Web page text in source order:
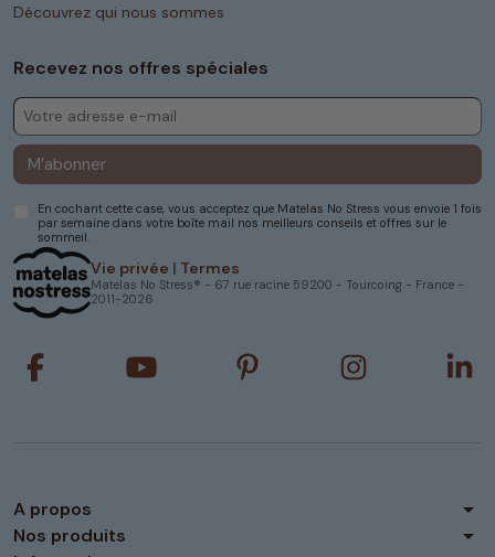
Vie privée | Termes
Matelas No Stress® - 67 rue racine 59200 - Tourcoing - France -
2011-2026
Découvrez qui nous sommes
Recevez nos offres spéciales
M’abonner
En cochant cette case, vous acceptez que Matelas No Stress vous envoie 1 fois
par semaine dans votre boîte mail nos meilleurs conseils et offres sur le
sommeil.
A propos arrow_drop_down
Nos produits arrow_drop_down